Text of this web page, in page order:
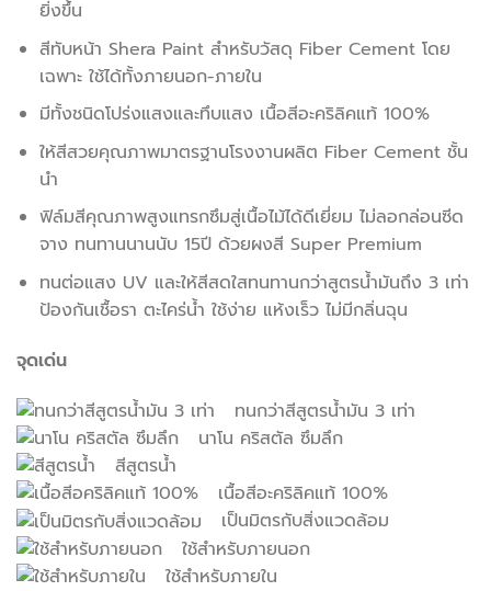
ยิ่งขึ้น
สีทับหน้า Shera Paint สำหรับวัสดุ Fiber Cement โดย
เฉพาะ ใช้ได้ทั้งภายนอก-ภายใน
มีทั้งชนิดโปร่งแสงและทึบแสง เนื้อสีอะคริลิคแท้ 100%
ให้สีสวยคุณภาพมาตรฐานโรงงานผลิต Fiber Cement ชั้น
นำ
ฟิล์มสีคุณภาพสูงแทรกซึมสู่เนื้อไม้ได้ดีเยี่ยม ไม่ลอกล่อนซีด
จาง ทนทานนานนับ 15ปี ด้วยผงสี Super Premium
ทนต่อแสง UV และให้สีสดใสทนทานกว่าสูตรน้ำมันถึง 3 เท่า
ป้องกันเชื้อรา ตะไคร่น้ำ ใช้ง่าย แห้งเร็ว ไม่มีกลิ่นฉุน
จุดเด่น
ทนกว่าสีสูตรน้ำมัน 3 เท่า
นาโน คริสตัล ซึมลึก
สีสูตรน้ำ
เนื้อสีอะคริลิคแท้ 100%
เป็นมิตรกับสิ่งแวดล้อม
ใช้สำหรับภายนอก
ใช้สำหรับภายใน